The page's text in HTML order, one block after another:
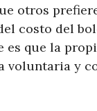
otros
costo del
es que la
voluntaria y